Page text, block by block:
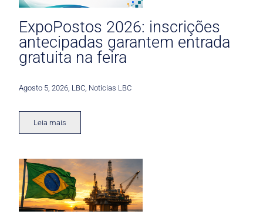
ExpoPostos 2026: inscrições
antecipadas garantem entrada
gratuita na feira
Agosto 5, 2026 LBC Noticias LBC
Leia mais